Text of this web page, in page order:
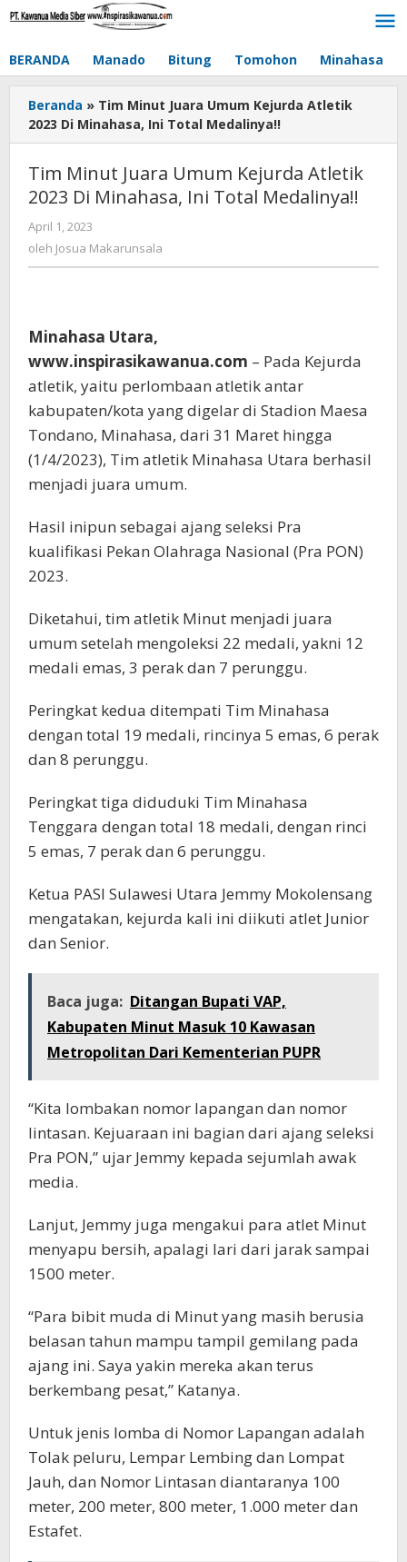
Lewati
BERANDA Manado Bitung Tomohon Minahasa
Beranda » Tim Minut Juara Umum Kejurda Atletik
2023 Di Minahasa, Ini Total Medalinya!!
Tim Minut Juara Umum Kejurda Atletik
2023 Di Minahasa, Ini Total Medalinya!!
April 1, 2023
Josua
oleh Josua Makarunsala
Minahasa Utara,
www.inspirasikawanua.com – Pada Kejurda
atletik, yaitu perlombaan atletik antar
kabupaten/kota yang digelar di Stadion Maesa
Tondano, Minahasa, dari 31 Maret hingga
(1/4/2023), Tim atletik Minahasa Utara berhasil
menjadi juara umum.
Hasil inipun sebagai ajang seleksi Pra
kualifikasi Pekan Olahraga Nasional (Pra PON)
2023.
Diketahui, tim atletik Minut menjadi juara
umum setelah mengoleksi 22 medali, yakni 12
medali emas, 3 perak dan 7 perunggu.
Peringkat kedua ditempati Tim Minahasa
dengan total 19 medali, rincinya 5 emas, 6 perak
dan 8 perunggu.
Peringkat tiga diduduki Tim Minahasa
Tenggara dengan total 18 medali, dengan rinci
5 emas, 7 perak dan 6 perunggu.
Ketua PASI Sulawesi Utara Jemmy Mokolensang
mengatakan, kejurda kali ini diikuti atlet Junior
dan Senior.
Baca juga: Ditangan Bupati VAP,
Kabupaten Minut Masuk 10 Kawasan
Metropolitan Dari Kementerian PUPR
“Kita lombakan nomor lapangan dan nomor
lintasan. Kejuaraan ini bagian dari ajang seleksi
Pra PON,” ujar Jemmy kepada sejumlah awak
media.
Lanjut, Jemmy juga mengakui para atlet Minut
menyapu bersih, apalagi lari dari jarak sampai
1500 meter.
“Para bibit muda di Minut yang masih berusia
belasan tahun mampu tampil gemilang pada
ajang ini. Saya yakin mereka akan terus
berkembang pesat,” Katanya.
Untuk jenis lomba di Nomor Lapangan adalah
Tolak peluru, Lempar Lembing dan Lompat
Jauh, dan Nomor Lintasan diantaranya 100
meter, 200 meter, 800 meter, 1.000 meter dan
Estafet.